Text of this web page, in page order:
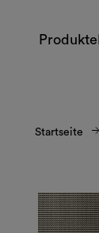
Produkte
Startseite